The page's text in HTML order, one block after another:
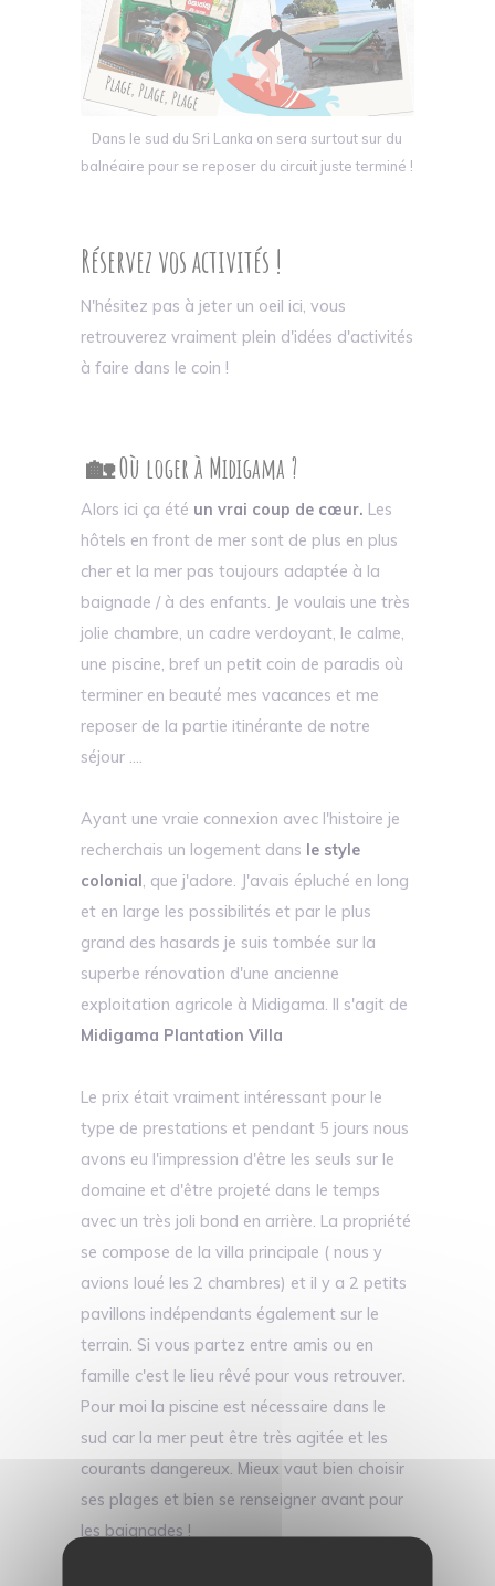
Dans le sud du Sri Lanka on sera surtout sur du
balnéaire pour se reposer du circuit juste terminé !
Réservez vos activités !
N'hésitez pas à jeter un oeil ici, vous
retrouverez vraiment plein d'idées d'activités
à faire dans le coin !
🏡 Où loger à Midigama ?
Alors ici ça été un vrai coup de cœur. Les
hôtels en front de mer sont de plus en plus
cher et la mer pas toujours adaptée à la
baignade / à des enfants. Je voulais une très
jolie chambre, un cadre verdoyant, le calme,
une piscine, bref un petit coin de paradis où
terminer en beauté mes vacances et me
reposer de la partie itinérante de notre
séjour ....
Ayant une vraie connexion avec l'histoire je
recherchais un logement dans le style
colonial , que j'adore. J'avais épluché en long
et en large les possibilités et par le plus
grand des hasards je suis tombée sur la
superbe rénovation d'une ancienne
exploitation agricole à Midigama. Il s'agit de
Midigama Plantation Villa
Le prix était vraiment intéressant pour le
type de prestations et pendant 5 jours nous
avons eu l'impression d'être les seuls sur le
domaine et d'être projeté dans le temps
avec un très joli bond en arrière. La propriété
se compose de la villa principale ( nous y
avions loué les 2 chambres) et il y a 2 petits
pavillons indépendants également sur le
terrain. Si vous partez entre amis ou en
famille c'est le lieu rêvé pour vous retrouver.
Pour moi la piscine est nécessaire dans le
sud car la mer peut être très agitée et les
courants dangereux. Mieux vaut bien choisir
ses plages et bien se renseigner avant pour
les baignades !